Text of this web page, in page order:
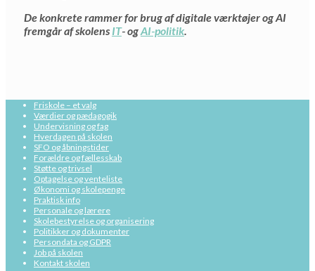
De konkrete rammer for brug af digitale værktøjer og AI
fremgår af skolens IT‑ ogAI‑politik.
Friskole – et valg
Værdier og pædagogik
Undervisning og fag
Hverdagen på skolen
SFO og åbningstider
Forældre og fællesskab
Støtte og trivsel
Optagelse og venteliste
Økonomi og skolepenge
Praktisk info
Personale og lærere
Skolebestyrelse og organisering
Politikker og dokumenter
Persondata og GDPR
Job på skolen
Kontakt skolen